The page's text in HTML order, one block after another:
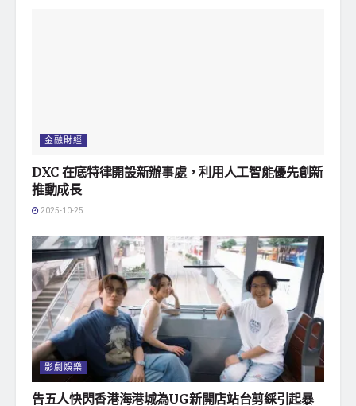
金融財經
DXC 在底特律開設新辦事處，利用人工智能優先創新
推動成長
2025-10-25
影劇娛樂
告五人快閃香港海港城為UG新開店站台剪綵引起暴